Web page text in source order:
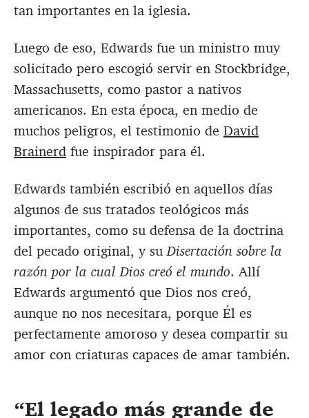
tan importantes en la iglesia.
Luego de eso, Edwards fue un ministro muy
solicitado pero escogió servir en Stockbridge,
Massachusetts, como pastor a nativos
americanos. En esta época, en medio de
muchos peligros, el testimonio de David
Brainerd fue inspirador para él.
Edwards también escribió en aquellos días
algunos de sus tratados teológicos más
importantes, como su defensa de la doctrina
del pecado original, y suDisertación sobre la
razón por la cual Dios creó el mundo. Allí
Edwards argumentó que Dios nos creó,
aunque no nos necesitara, porque Él es
perfectamente amoroso y desea compartir su
amor con criaturas capaces de amar también.
El legado más grande de